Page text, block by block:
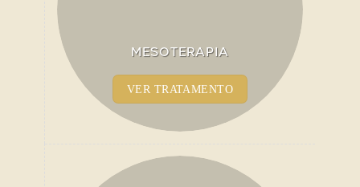
MESOTERAPIA
VER TRATAMENTO